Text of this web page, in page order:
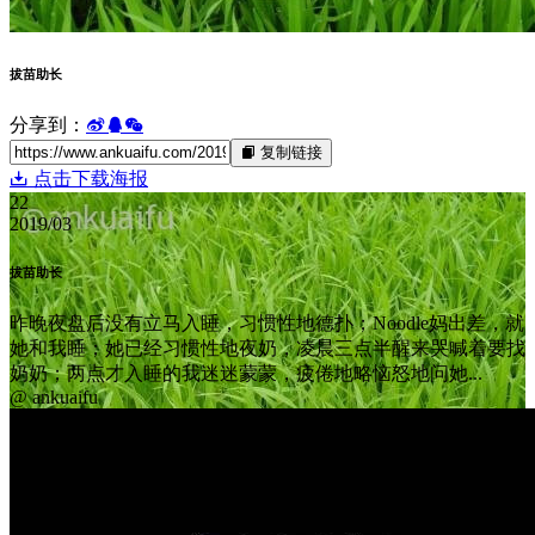
拔苗助长
分享到：
复制链接
点击下载海报
22
2019/03
拔苗助长
昨晚夜盘后没有立马入睡，习惯性地德扑；Noodle妈出差，就
她和我睡；她已经习惯性地夜奶，凌晨三点半醒来哭喊着要找
奶奶；两点才入睡的我迷迷蒙蒙，疲倦地略恼怒地问她...
@ ankuaifu